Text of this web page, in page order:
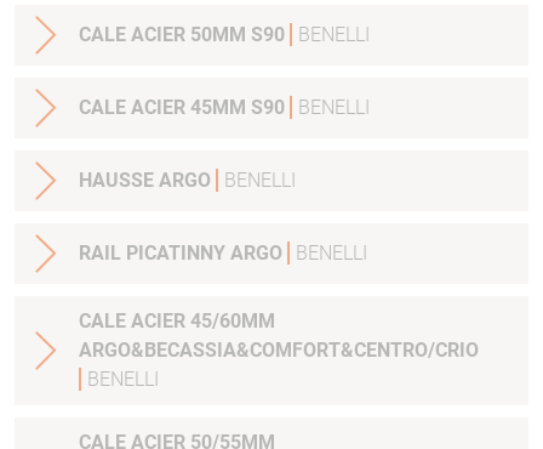
CALE ACIER 50MM S90 BENELLI
CALE ACIER 45MM S90 BENELLI
HAUSSE ARGO BENELLI
RAIL PICATINNY ARGO BENELLI
CALE ACIER 45/60MM
ARGO&BECASSIA&COMFORT&CENTRO/CRIO
BENELLI
CALE ACIER 50/55MM